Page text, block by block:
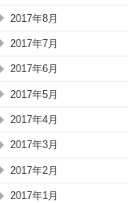
2017年8月
2017年7月
2017年6月
2017年5月
2017年4月
2017年3月
2017年2月
2017年1月